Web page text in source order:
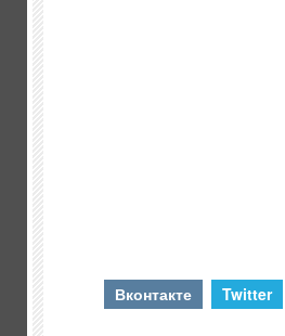
Вконтакте Twitter